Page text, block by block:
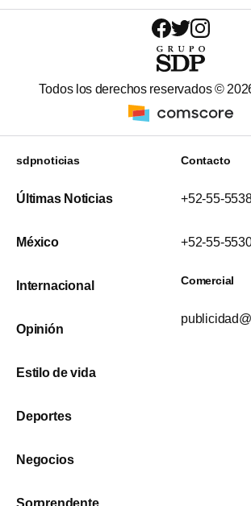
Todos los derechos reservados ©
sdpnoticias
Últimas Noticias
México
Internacional
Opinión
Estilo de vida
Deportes
Negocios
Sorprendente
Contacto
+52-55-
+52-55-
Comercial